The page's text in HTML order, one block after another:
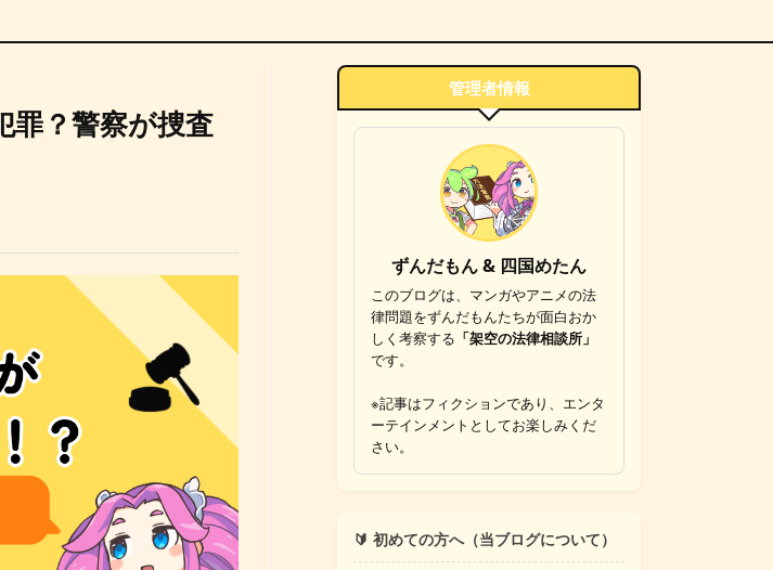
罪？警察が捜査
管理者情報
ずんだもん & 四国めたん
このブログは、マンガやアニメの法
律問題をずんだもんたちが面白おか
しく考察する 「架空の法律相談所」
です。
※記事はフィクションであり、エンタ
ーテインメントとしてお楽しみくだ
さい。
🔰 初めての方へ（当ブログについて）